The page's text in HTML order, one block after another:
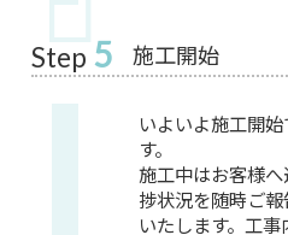
Step 5 施工開始
いよいよ施工開始
す。
施工中はお客様へ
捗状況を随時ご報
いたします。工事